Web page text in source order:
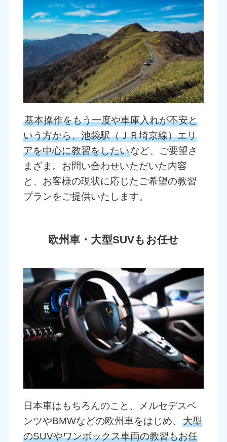
基本操作をもう一度や車庫入れが不安と
いう方から、池袋駅（ＪＲ埼京線）エリ
アを中心に教習をしたいなど、ご要望さ
まざま。お問い合わせいただいた内容
と、お客様の現状に応じたご希望の教習
プランをご提供いたします。
欧州車・大型SUVもお任せ
日本車はもちろんのこと、メルセデスベ
ンツやBMWなどの欧州車をはじめ、大型
のSUVやワンボックス車両の教習もお任